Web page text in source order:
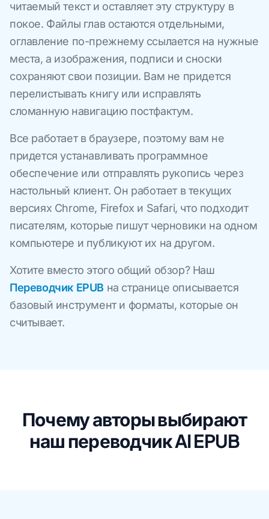
читаемый текст и оставляет эту структуру в
покое. Файлы глав остаются отдельными,
оглавление по-прежнему ссылается на нужные
места, а изображения, подписи и сноски
сохраняют свои позиции. Вам не придется
перелистывать книгу или исправлять
сломанную навигацию постфактум.
Все работает в браузере, поэтому вам не
придется устанавливать программное
обеспечение или отправлять рукопись через
настольный клиент. Он работает в текущих
версиях Chrome, Firefox и Safari, что подходит
писателям, которые пишут черновики на одном
компьютере и публикуют их на другом.
Хотите вместо этого общий обзор? Наш
Переводчик EPUB на странице описывается
базовый инструмент и форматы, которые он
считывает.
Почему авторы выбирают
наш переводчик AI EPUB